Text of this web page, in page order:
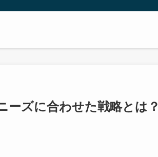
ーズに合わせた戦略とは？